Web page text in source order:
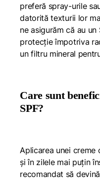
preferă spray-urile
datorită texturii lor
ne asigurăm că au
protecție împotriva
un filtru mineral
Care sunt
SPF?
Aplicarea unei creme
și în zilele mai puțin
recomandat să